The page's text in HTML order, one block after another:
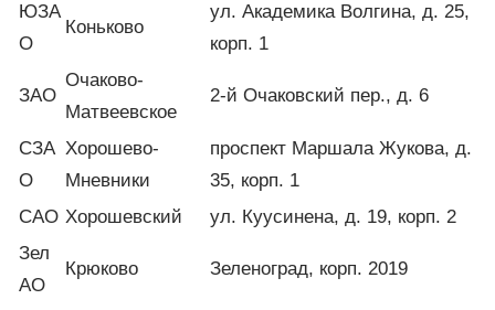
ЮЗА
О
Коньково
ул. Академика Волгина, д. 25,
корп. 1
ЗАО
Очаково-
Матвеевское
2-й Очаковский пер., д. 6
СЗА
О
Хорошево-
Мневники
проспект Маршала Жукова, д.
35, корп. 1
САО Хорошевский
ул. Куусинена, д. 19, корп. 2
Зел
АО
Крюково Зеленоград, корп. 2019